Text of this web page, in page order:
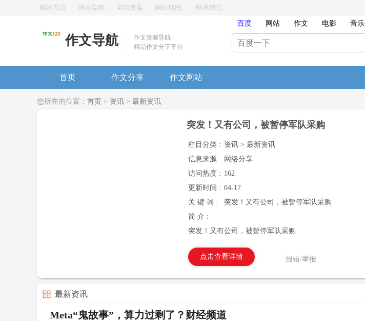
网站首页 综合导航 全能搜索 网站地图 联系我们
作文导航
作文资源导航
精品作文分享平台
百度 网站 作文 电影 音乐
首页 作文分享 作文网站
您所在的位置： 首页 > 资讯 > 最新资讯
突发！又有公司，被暂停军队采购
栏目分类 : 资讯 > 最新资讯
信息来源 : 网络分享
访问热度 : 162
更新时间 : 04-17
关 键 词 :
突发！又有公司，被暂停军队采购
简 介 :
突发！又有公司，被暂停军队采购
点击查看详情 报错/举报
最新资讯
Meta“鬼故事”，算力过剩了？财经频道